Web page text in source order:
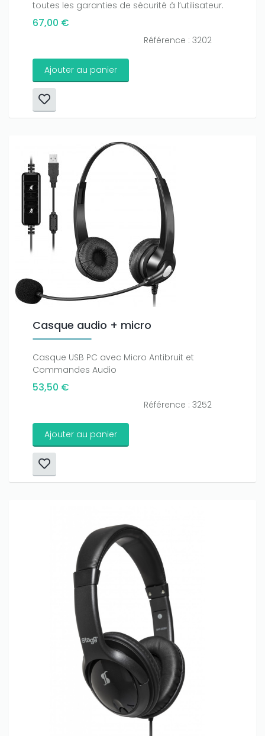
toutes les garanties de sécurité à l’utilisateur.
67,00 €
Référence : 3202
Ajouter au panier
Casque audio + micro
Casque USB PC avec Micro Antibruit et
Commandes Audio
53,50 €
Référence : 3252
Ajouter au panier